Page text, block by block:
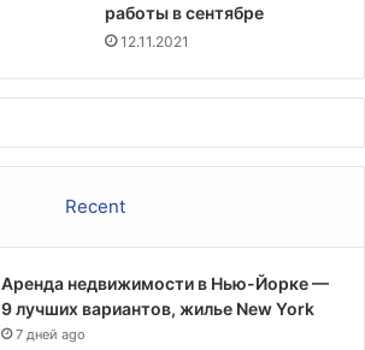
работы в сентябре
12.11.2021
Recent
Аренда недвижимости в Нью-Йорке —
9 лучших вариантов, жилье New York
7 дней ago